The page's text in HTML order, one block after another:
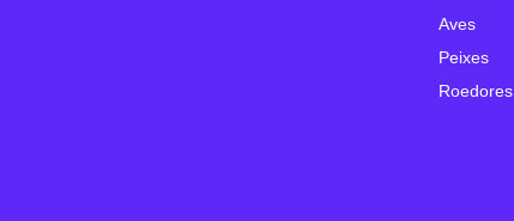
Aves
Peixes
Roedores